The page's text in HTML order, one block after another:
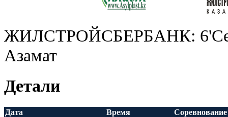
ЖИЛСТРОЙСБЕРБАНК:
Азамат
Детали
Дата Время
Соревнование